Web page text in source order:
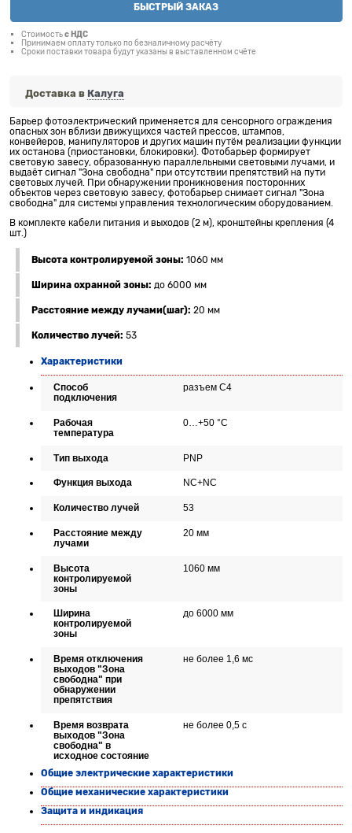
БЫСТРЫЙ ЗАКАЗ
Стоимостьс НДС
Принимаем оплату только по безналичному расчёту
Сроки поставки товара будут указаны в выставленном счёте
Доставка в Калуга
Барьер фотоэлектрический применяется для сенсорного ограждения
опасных зон вблизи движущихся частей прессов, штампов,
конвейеров, манипуляторов и других машин путём реализации функции
их останова (приостановки, блокировки). Фотобарьер формирует
световую завесу, образованную параллельными световыми лучами, и
выдаёт сигнал "Зона свободна" при отсутствии препятствий на пути
световых лучей. При обнаружении проникновения посторонних
объектов через световую завесу, фотобарьер снимает сигнал "Зона
свободна" для системы управления технологическим оборудованием.
В комплекте кабели питания и выходов (2 м), кронштейны крепления (4
шт.)
Высота контролируемой зоны: 1060 мм
Ширина охранной зоны: до 6000 мм
Расстояние между лучами(шаг): 20 мм
Количество лучей: 53
Характеристики
Способ
подключения
разъем С4
Рабочая
температура
0…+50 °C
Тип выхода PNP
Функция выхода NC+NC
Количество лучей 53
Расстояние между
лучами
20 мм
Высота
контролируемой
зоны
1060 мм
Ширина
контролируемой
зоны
до 6000 мм
Время отключения
выходов "Зона
свободна" при
обнаружении
препятствия
не более 1,6 мс
Время возврата
выходов "Зона
свободна" в
исходное состояние
не более 0,5 с
Общие электрические характеристики
Общие механические характеристики
Защита и индикация